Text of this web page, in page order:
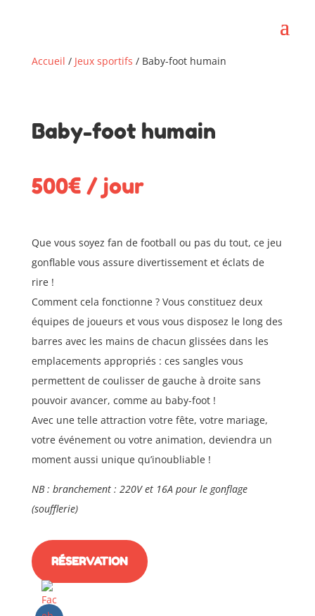
Accueil / Jeux sportifs / Baby-foot humain
Baby-foot humain
500€ / jour
Que vous soyez fan de football ou pas du tout, ce jeu
gonflable vous assure divertissement et éclats de
rire !
Comment cela fonctionne ? Vous constituez deux
équipes de joueurs et vous vous disposez le long des
barres avec les mains de chacun glissées dans les
emplacements appropriés : ces sangles vous
permettent de coulisser de gauche à droite sans
pouvoir avancer, comme au baby-foot !
Avec une telle attraction votre fête, votre mariage,
votre événement ou votre animation, deviendra un
moment aussi unique qu’inoubliable !
NB : branchement : 220V et 16A pour le gonflage
(soufflerie)
RÉSERVATION